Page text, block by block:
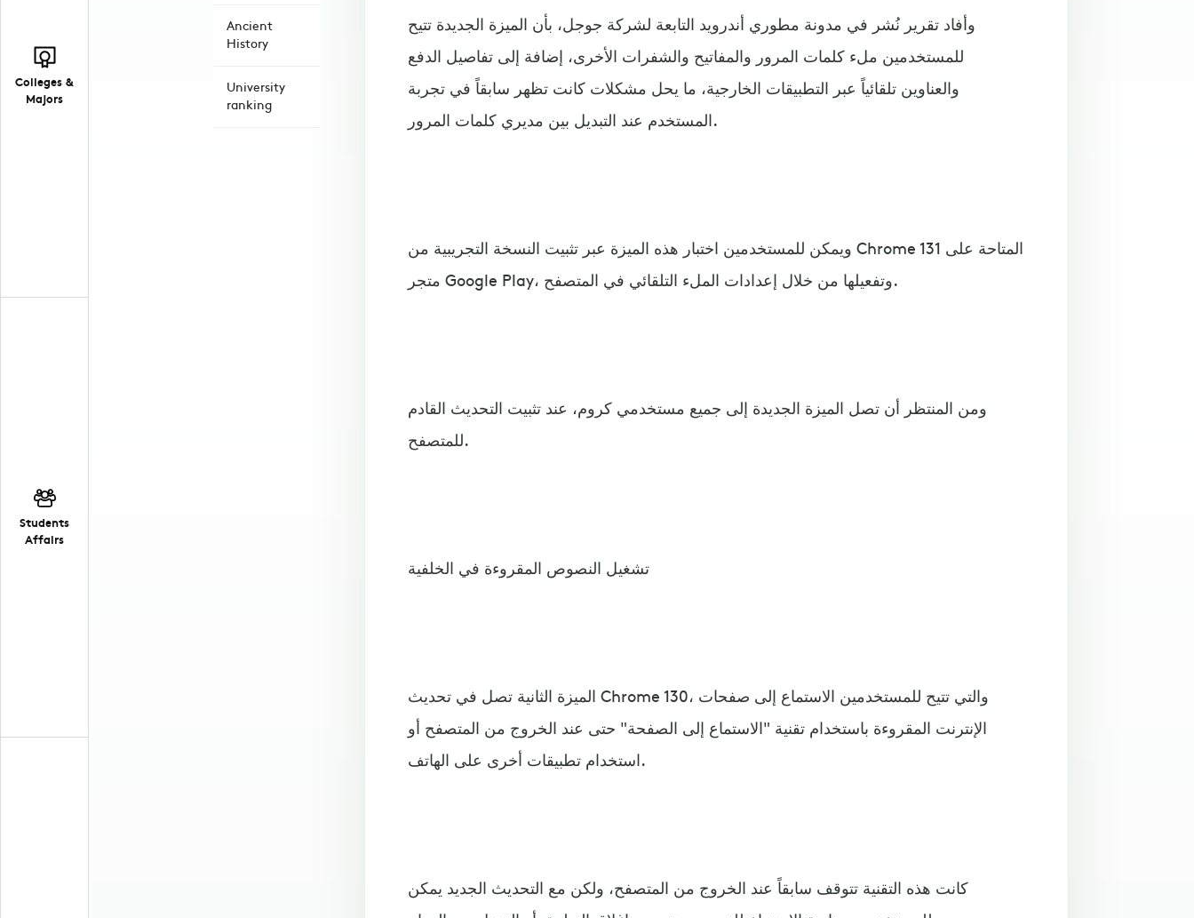
Colleges &
Majors
Students
Affairs
Ancient
History
University
ranking
وأفاد تقرير نُشر في مدونة مطوري أندرويد التابعة لشركة جوجل، بأن الميزة الجديدة تتيح
للمستخدمين ملء كلمات المرور والمفاتيح والشفرات الأخرى، إضافة إلى تفاصيل الدفع
والعناوين تلقائياً عبر التطبيقات الخارجية، ما يحل مشكلات كانت تظهر سابقاً في تجربة
المستخدم عند التبديل بين مديري كلمات المرور.
ويمكن للمستخدمين اختبار هذه الميزة عبر تثبيت النسخة التجريبية من Chrome 131 المتاحة على
متجر Google Play، وتفعيلها من خلال إعدادات الملء التلقائي في المتصفح.
ومن المنتظر أن تصل الميزة الجديدة إلى جميع مستخدمي كروم، عند تثبيت التحديث القادم
للمتصفح.
تشغيل النصوص المقروءة في الخلفية
الميزة الثانية تصل في تحديث Chrome 130، والتي تتيح للمستخدمين الاستماع إلى صفحات
الإنترنت المقروءة باستخدام تقنية "الاستماع إلى الصفحة" حتى عند الخروج من المتصفح أو
استخدام تطبيقات أخرى على الهاتف.
كانت هذه التقنية تتوقف سابقاً عند الخروج من المتصفح، ولكن مع التحديث الجديد يمكن